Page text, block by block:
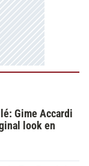
Gime Accardi
look en